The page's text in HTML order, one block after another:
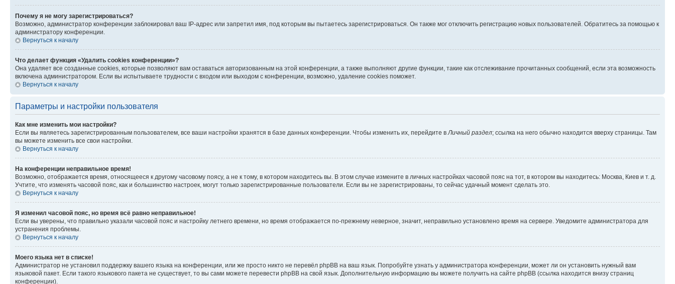
Почему я не могу зарегистрироваться?
Возможно, администратор конференции заблокировал ваш IP-адрес или запретил имя, под которым вы пытаетесь зарегистрироваться. Он также мог отключить регистрацию новых пользователей. Обратитесь за помощью к
администратору конференции.
Вернуться к началу
Что делает функция «Удалить cookies конференции»?
Она удаляет все созданные cookies, которые позволяют вам оставаться авторизованным на этой конференции, а также выполняют другие функции, такие как отслеживание прочитанных сообщений, если эта возможность
включена администратором. Если вы испытываете трудности с входом или выходом с конференции, возможно, удаление cookies поможет.
Вернуться к началу
Параметры и настройки пользователя
Как мне изменить мои настройки?
Если вы являетесь зарегистрированным пользователем, все ваши настройки хранятся в базе данных конференции. Чтобы изменить их, перейдите в Личный раздел; ссылка на него обычно находится вверху страницы. Там
вы можете изменить все свои настройки.
Вернуться к началу
На конференции неправильное время!
Возможно, отображается время, относящееся к другому часовому поясу, а не к тому, в котором находитесь вы. В этом случае измените в личных настройках часовой пояс на тот, в котором вы находитесь: Москва, Киев и т. д.
Учтите, что изменять часовой пояс, как и большинство настроек, могут только зарегистрированные пользователи. Если вы не зарегистрированы, то сейчас удачный момент сделать это.
Вернуться к началу
Я изменил часовой пояс, но время всё равно неправильное!
Если вы уверены, что правильно указали часовой пояс и настройку летнего времени, но время отображается по-прежнему неверное, значит, неправильно установлено время на сервере. Уведомите администратора для
устранения проблемы.
Вернуться к началу
Моего языка нет в списке!
Администратор не установил поддержку вашего языка на конференции, или же просто никто не перевёл phpBB на ваш язык. Попробуйте узнать у администратора конференции, может ли он установить нужный вам
языковой пакет. Если такого языкового пакета не существует, то вы сами можете перевести phpBB на свой язык. Дополнительную информацию вы можете получить на сайте phpBB (ссылка находится внизу страниц
конференции).